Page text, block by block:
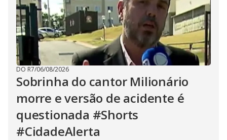
DO R7/06/08/2026
Sobrinha do cantor Milionário
morre e versão de acidente é
questionada #Shorts
#CidadeAlerta